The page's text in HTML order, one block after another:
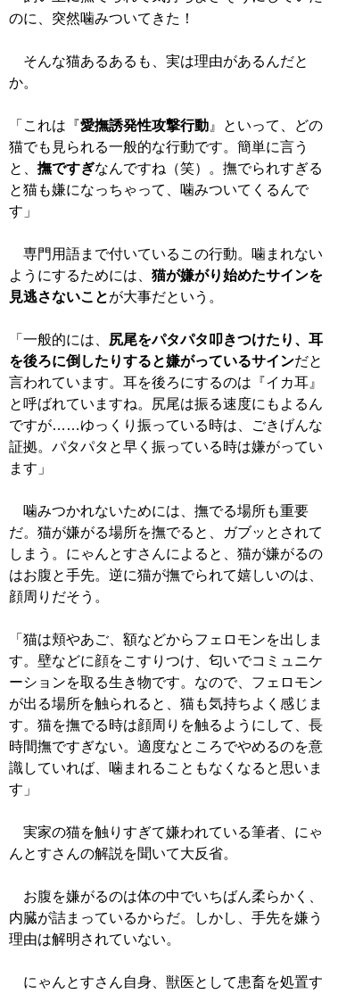
のに、突然噛みついてきた！
そんな猫あるあるも、実は理由があるんだと
か。
「これは『愛撫誘発性攻撃行動 』といって、どの
猫でも見られる一般的な行動です。簡単に言う
と、 撫ですぎなんですね（笑）。撫でられすぎる
と猫も嫌になっちゃって、噛みついてくるんで
す」
専門用語まで付いているこの行動。噛まれない
ようにするためには、 猫が嫌がり始めたサインを
見逃さないことが大事だという。
「一般的には、 尻尾をパタパタ叩きつけたり、耳
を後ろに倒したりすると嫌がっているサインだと
言われています。耳を後ろにするのは『イカ耳』
と呼ばれていますね。尻尾は振る速度にもよるん
ですが……ゆっくり振っている時は、ごきげんな
証拠。パタパタと早く振っている時は嫌がってい
ます」
噛みつかれないためには、撫でる場所も重要
だ。猫が嫌がる場所を撫でると、ガブッとされて
しまう。にゃんとすさんによると、猫が嫌がるの
はお腹と手先。逆に猫が撫でられて嬉しいのは、
顔周りだそう。
「猫は頬やあご、額などからフェロモンを出しま
す。壁などに顔をこすりつけ、匂いでコミュニケ
ーションを取る生き物です。なので、フェロモン
が出る場所を触られると、猫も気持ちよく感じま
す。猫を撫でる時は顔周りを触るようにして、長
時間撫ですぎない。適度なところでやめるのを意
識していれば、噛まれることもなくなると思いま
す」
実家の猫を触りすぎて嫌われている筆者、にゃ
んとすさんの解説を聞いて大反省。
お腹を嫌がるのは体の中でいちばん柔らかく、
内臓が詰まっているからだ。しかし、手先を嫌う
理由は解明されていない。
にゃんとすさん自身、獣医として患畜を処置す